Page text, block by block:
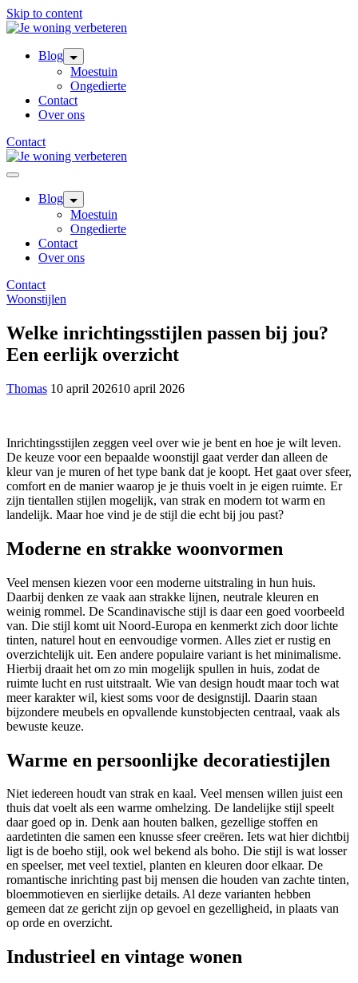
Skip to content
Blog
Moestuin
Ongedierte
Contact
Over ons
Contact
Blog
Moestuin
Ongedierte
Contact
Over ons
Contact
Woonstijlen
Welke inrichtingsstijlen passen bij jou?
Een eerlijk overzicht
Thomas 10 april 202610 april 2026
Inrichtingsstijlen zeggen veel over wie je bent en hoe je wilt leven.
De keuze voor een bepaalde woonstijl gaat verder dan alleen de
kleur van je muren of het type bank dat je koopt. Het gaat over sfeer,
comfort en de manier waarop je je thuis voelt in je eigen ruimte. Er
zijn tientallen stijlen mogelijk, van strak en modern tot warm en
landelijk. Maar hoe vind je de stijl die echt bij jou past?
Moderne en strakke woonvormen
Veel mensen kiezen voor een moderne uitstraling in hun huis.
Daarbij denken ze vaak aan strakke lijnen, neutrale kleuren en
weinig rommel. De Scandinavische stijl is daar een goed voorbeeld
van. Die stijl komt uit Noord-Europa en kenmerkt zich door lichte
tinten, naturel hout en eenvoudige vormen. Alles ziet er rustig en
overzichtelijk uit. Een andere populaire variant is het minimalisme.
Hierbij draait het om zo min mogelijk spullen in huis, zodat de
ruimte lucht en rust uitstraalt. Wie van design houdt maar toch wat
meer karakter wil, kiest soms voor de designstijl. Daarin staan
bijzondere meubels en opvallende kunstobjecten centraal, vaak als
bewuste keuze.
Warme en persoonlijke decoratiestijlen
Niet iedereen houdt van strak en kaal. Veel mensen willen juist een
thuis dat voelt als een warme omhelzing. De landelijke stijl speelt
daar goed op in. Denk aan houten balken, gezellige stoffen en
aardetinten die samen een knusse sfeer creëren. Iets wat hier dichtbij
ligt is de boeho stijl, ook wel bekend als boho. Die stijl is wat losser
en speelser, met veel textiel, planten en kleuren door elkaar. De
romantische inrichting past bij mensen die houden van zachte tinten,
bloemmotieven en sierlijke details. Al deze varianten hebben
gemeen dat ze gericht zijn op gevoel en gezelligheid, in plaats van
op orde en overzicht.
Industrieel en vintage wonen